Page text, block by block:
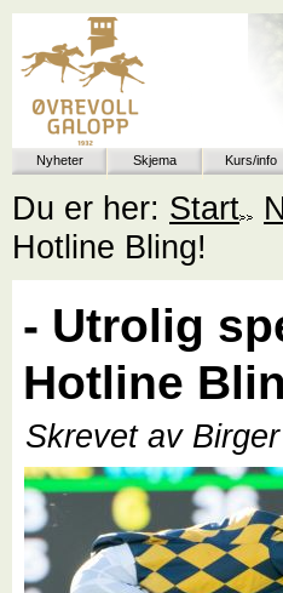
Nyheter Skjema Kurs/info
Du er her: Start
Hotline Bling!
- Utrolig
Hotline
Skrevet av